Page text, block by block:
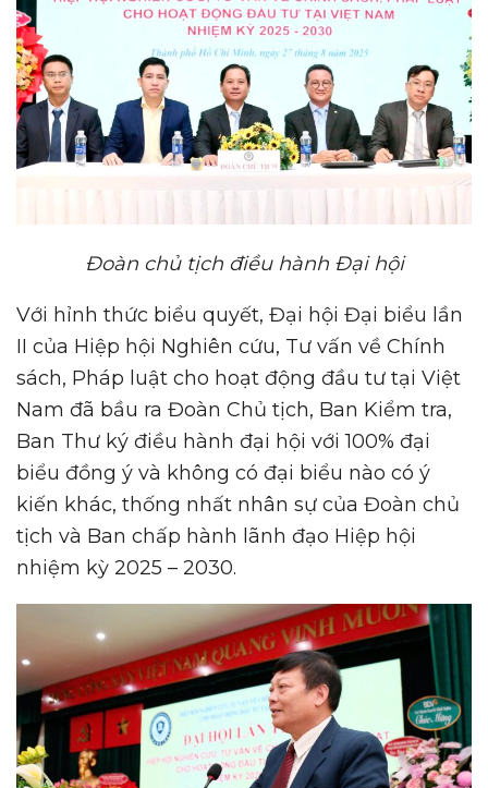
Đoàn chủ tịch điều hành Đại hội
Với hỉnh thức biểu quyết, Đại hội Đại biểu lần
II của Hiệp hội Nghiên cứu, Tư vấn về Chính
sách, Pháp luật cho hoạt động đầu tư tại Việt
Nam đã bầu ra Đoàn Chủ tịch, Ban Kiểm tra,
Ban Thư ký điều hành đại hội với 100% đại
biểu đồng ý và không có đại biểu nào có ý
kiến khác, thống nhất nhân sự của Đoàn chủ
tịch và Ban chấp hành lãnh đạo Hiệp hội
nhiệm kỳ 2025 – 2030.